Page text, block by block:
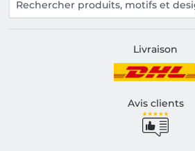
Livraison
Avis clients